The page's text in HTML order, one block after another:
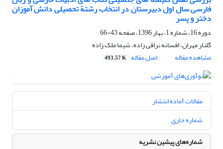
فارسی سال اول دبیرستان در انتخاب رشتة تحصیلی دانش آموزان
دختر و پسر
دوره 16، شماره 1، بهار 1396، صفحه
43-66
گلنار مهران، افسانه نراقی زاده، شیما ملک زاده
مشاهده مقاله
اصل مقاله 493.57 K
مقالات آماده انتشار
شماره جاری
شماره‌های پیشین نشریه